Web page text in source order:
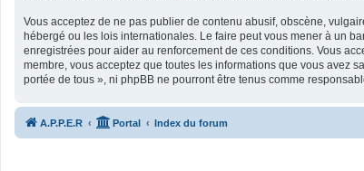
Vous acceptez de ne pas publier de contenu abusif, obscène,
hébergé ou les lois internationales. Le faire peut vous mener à un
enregistrées pour aider au renforcement de ces conditions. Vous
membre, vous acceptez que toutes les informations que vous avez
portée de tous », ni phpBB ne pourront être tenus comme
A.P.P.E.R Portal Index du forum